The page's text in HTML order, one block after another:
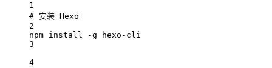
1
# 安装 Hexo
2
npm install -g
hexo-cli
3
4